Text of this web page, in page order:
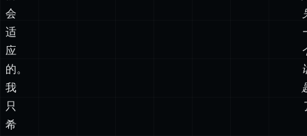
会
适
应
的。
我
只
希